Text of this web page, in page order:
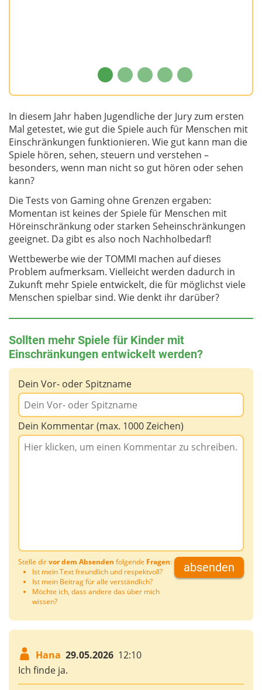
In diesem Jahr haben Jugendliche der Jury zum ersten
Mal getestet, wie gut die Spiele auch für Menschen mit
Einschränkungen funktionieren. Wie gut kann man die
Spiele hören, sehen, steuern und verstehen –
besonders, wenn man nicht so gut hören oder sehen
kann?
Die Tests von Gaming ohne Grenzen ergaben:
Momentan ist keines der Spiele für Menschen mit
Höreinschränkung oder starken Seheinschränkungen
geeignet. Da gibt es also noch Nachholbedarf!
Wettbewerbe wie der TOMMI machen auf dieses
Problem aufmerksam. Vielleicht werden dadurch in
Zukunft mehr Spiele entwickelt, die für möglichst viele
Menschen spielbar sind. Wie denkt ihr darüber?
Sollten mehr Spiele für Kinder mit
Einschränkungen entwickelt werden?
Dein Vor- oder Spitzname
Dein Kommentar (max. 1000 Zeichen)
Stelle dirvor dem Absenden folgende Fragen:
Ist mein Text freundlich und respektvoll?
Ist mein Beitrag für alle verständlich?
Möchte ich, dass andere das über mich
wissen?
absenden
Hana 29.05.2026 12:10
Ich finde ja.